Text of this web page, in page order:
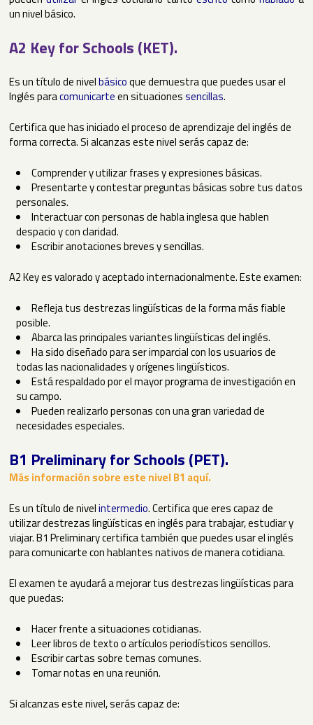
un nivel básico.
A2 Key for Schools (KET).
Es un título de nivelbásicoque demuestra que puedes usar el
Inglés paracomunicarteen situacionessencillas.
Certifica que has iniciado el proceso de aprendizaje del inglés de
forma correcta. Si alcanzas este nivel serás capaz de:
Comprender y utilizar frases y expresiones básicas.
Presentarte y contestar preguntas básicas sobre tus datos
personales.
Interactuar con personas de habla inglesa que hablen
despacio y con claridad.
Escribir anotaciones breves y sencillas.
A2 Key es valorado y aceptado internacionalmente. Este examen:
Refleja tus destrezas lingüísticas de la forma más fiable
posible.
Abarca las principales variantes lingüísticas del inglés.
Ha sido diseñado para ser imparcial con los usuarios de
todas las nacionalidades y orígenes lingüísticos.
Está respaldado por el mayor programa de investigación en
su campo.
Pueden realizarlo personas con una gran variedad de
necesidades especiales.
B1 Preliminary for Schools (PET).
Más información sobre este nivel B1 aquí.
Es un título de nivelintermedio. Certifica que eres capaz de
utilizar destrezas lingüísticas en inglés para trabajar, estudiar y
viajar. B1 Preliminary certifica también que puedes usar el inglés
para comunicarte con hablantes nativos de manera cotidiana.
El examen te ayudará a mejorar tus destrezas lingüísticas para
que puedas:
Hacer frente a situaciones cotidianas.
Leer libros de texto o artículos periodísticos sencillos.
Escribir cartas sobre temas comunes.
Tomar notas en una reunión.
Si alcanzas este nivel, serás capaz de: